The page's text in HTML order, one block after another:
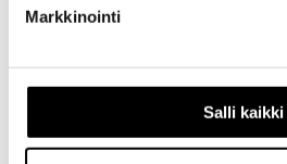
Markkinointi
Salli kaikki